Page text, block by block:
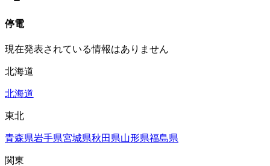
停電
現在発表されている情報はありません
北海道
北海道
東北
青森県岩手県宮城県秋田県山形県福島県
関東